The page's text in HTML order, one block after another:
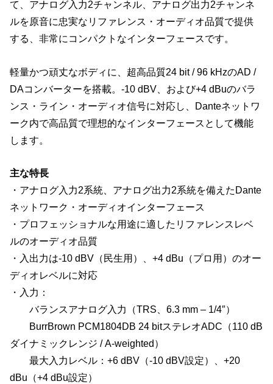
て、アナログ入力2チャンネル、アナログ出力2チャンネ
ルを原音に忠実なリファレンス・オーディオ品質で提供
する、非常にコンパクトなインターフェースです。
軽量かつ頑丈なボディに、超高品質24 bit / 96 kHzのAD /
DAコンバーターを搭載。-10 dBV、および+4 dBuのバラ
ンス・ライン・オーディオ信号に対応し、Danteネットワ
ーク内で高品質で理想的なインターフェースとして機能
します。
主な特長
・アナログ入力2系統、アナログ出力2系統を備えたDante
ネットワーク・オーディオインターフェース
・プロフェッショナルな用途に適したリファレンスレベ
ルのオーディオ品質
・入出力は-10 dBV（民生用）、+4 dBu（プロ用）のオー
ディオレベルに対応
・入力：
バランスアナログ入力（TRS、6.3 mm – 1/4″）
BurrBrown PCM1804DB 24 bitステレオADC（110 dB
ダイナミックレンジ / A-weighted）
最大入力レベル：+6 dBV（-10 dBV設定）、+20
dBu（+4 dBu設定）